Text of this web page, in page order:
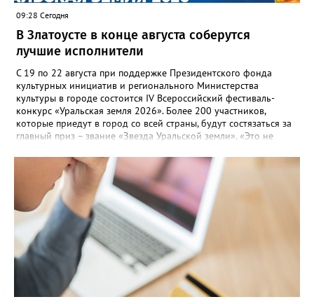
09:28 Сегодня
В Златоусте в конце августа соберутся
лучшие исполнители
С 19 по 22 августа при поддержке Президентского фонда
культурных инициатив и регионального Министерства
культуры в городе состоится IV Всероссийский фестиваль-
конкурс «Уральская земля 2026». Более 200 участников,
которые приедут в город со всей страны, будут состязаться за
главный приз – звание «Звезда Уральской земли». «Это не
прослушивания участников, мастер-классы от ведущих
наставников, выступления победителей прошлых лет и
приглашённых артистов», - сообщает оргкомитет. Вход на все
фестивальные мероприятия будет свободным. В 2025 году в
фестивале участвовали 26 финалистов из городов
Челябинской, Свердловской, Курганской, Оренбургской
областей, Ханты-Мансийского автономного округа и
Республики Башкортостан. Приглашённой звездой стал
идейный вдохновитель, организатор фестиваля, эстрадный
певец, победитель главного патриотического конкурса страны
«Солдатский конверт», лауреат премии в области культуры и
искусства «Золотая лира», участник телевизионных проектов